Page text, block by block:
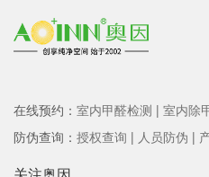
在线预约： 室内甲醛检测 | 室内除
防伪查询： 授权查询 | 人员防伪 |